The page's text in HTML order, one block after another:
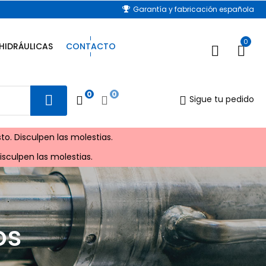
Garantía y fabricación española
CONTACTO 0
0 0 Sigue tu pedido
Disculpen las molestias.
las molestias.